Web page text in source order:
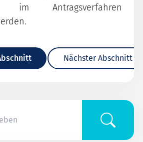
im Antragsverfahren
Nächster Abschnitt